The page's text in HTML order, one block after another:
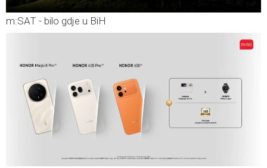
m:SAT - bilo gdje u BiH